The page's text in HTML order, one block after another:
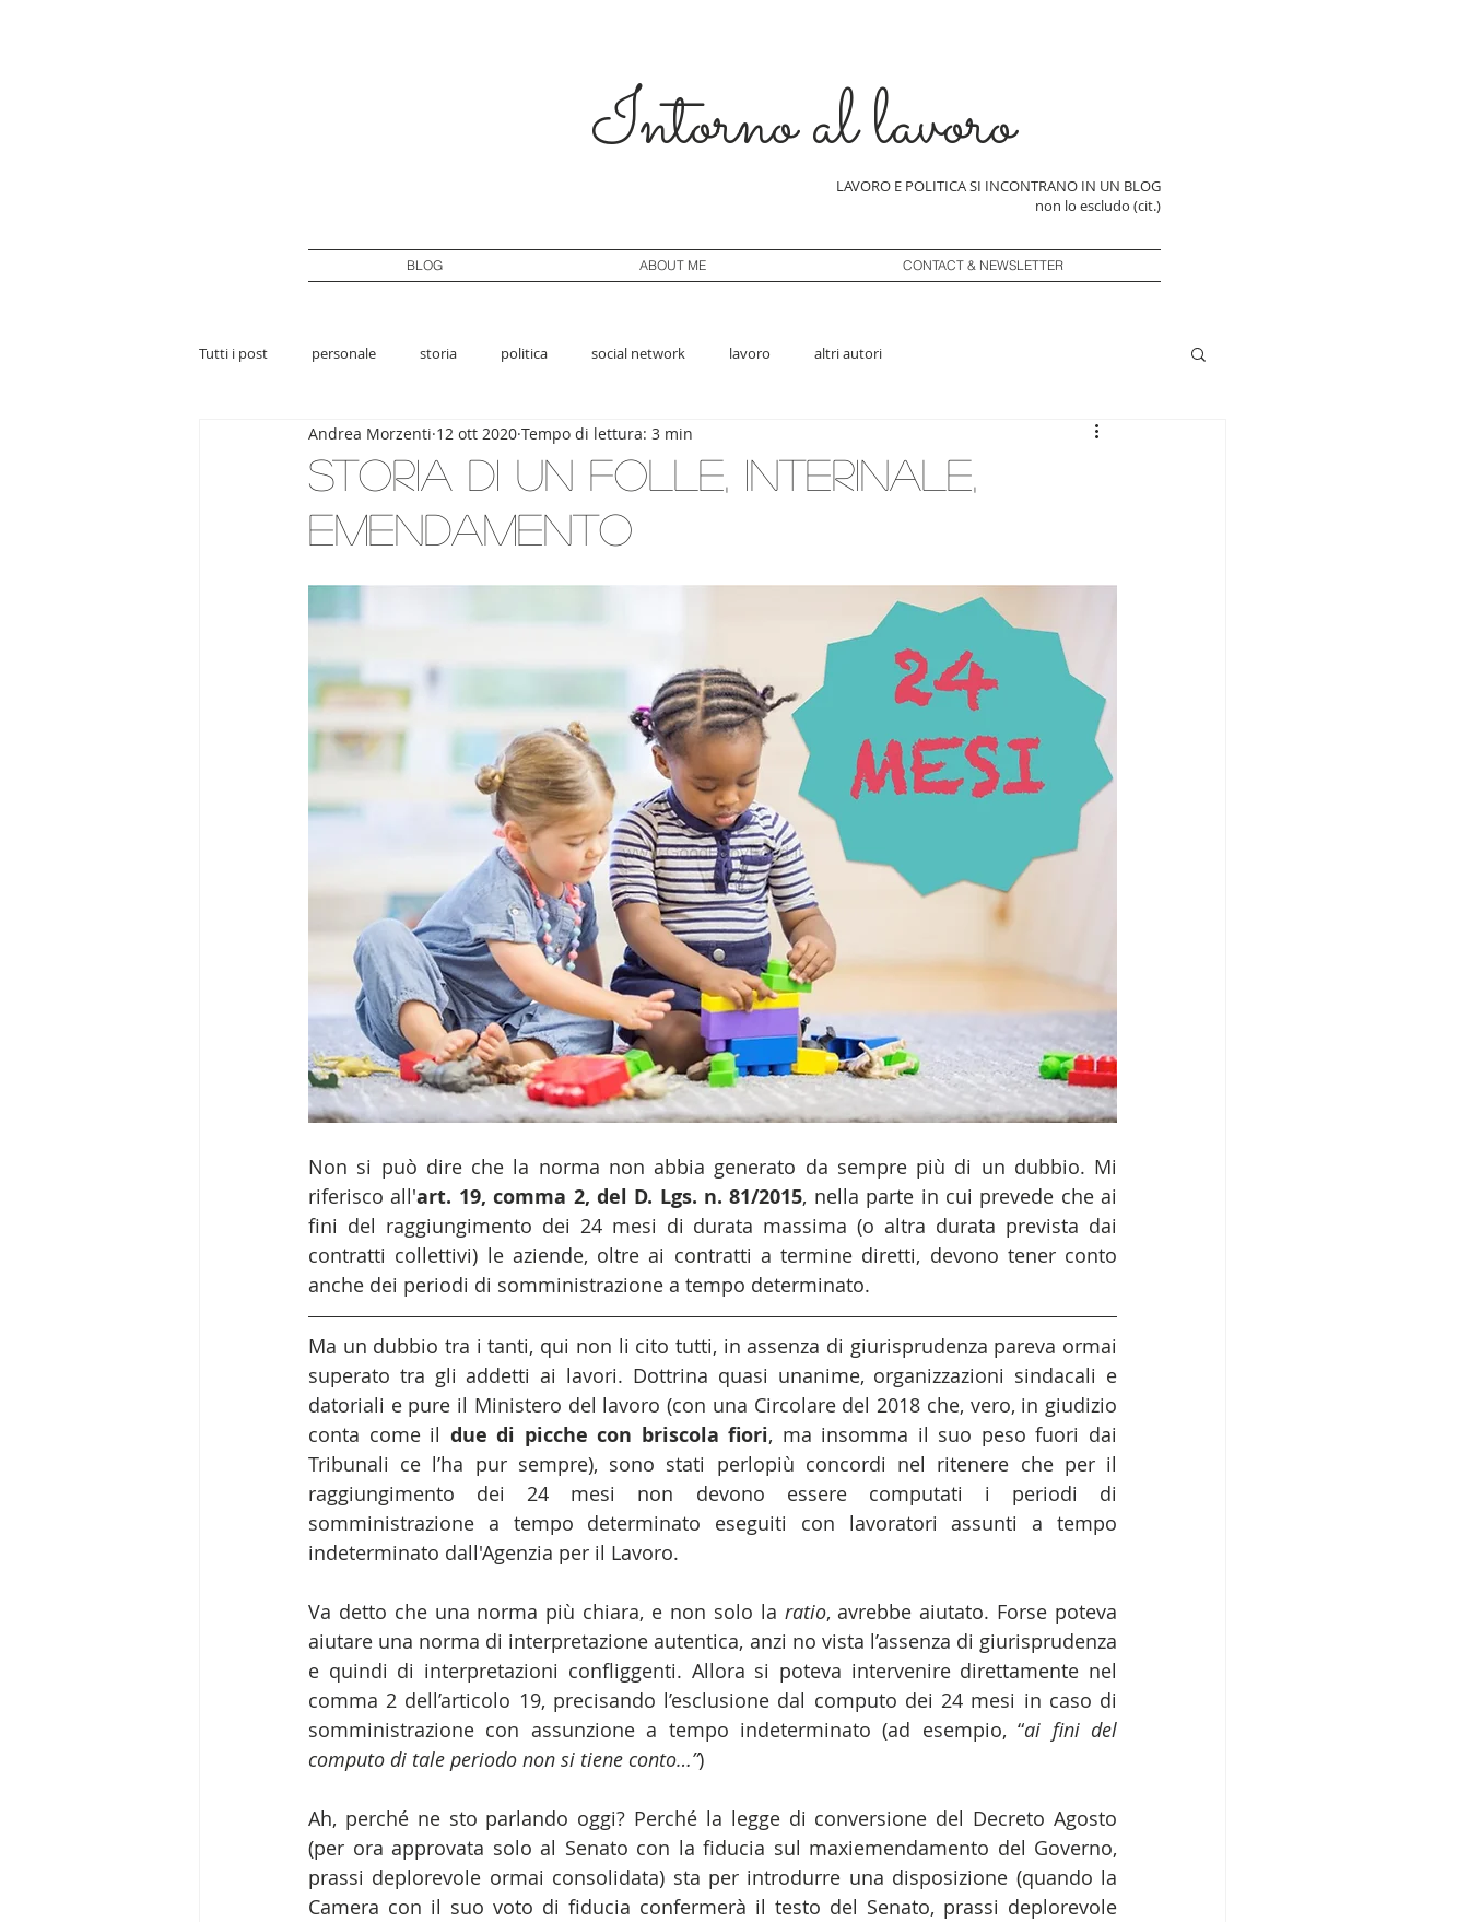
Intorno al lavoro
LAVORO E POLITICA SI INCONTRANO IN UN BLOG
non lo escludo (cit.)
BLOG ABOUT ME CONTACT & NEWSLETTER
Tutti i post personale storia politica social network lavoro altri autori
Storia di un folle, interinale,
emendamento
Andrea Morzenti 12 ott 2020 Tempo di lettura: 3 min
Non si può dire che la norma non abbia generato da sempre più di un dubbio. Mi
riferisco all'art. 19, comma 2, del D. Lgs. n. 81/2015, nella parte in cui prevede che ai
fini del raggiungimento dei 24 mesi di durata massima (o altra durata prevista dai
contratti collettivi) le aziende, oltre ai contratti a termine diretti, devono tener conto
anche dei periodi di somministrazione a tempo determinato.
Ma un dubbio tra i tanti, qui non li cito tutti, in assenza di giurisprudenza pareva ormai
superato tra gli addetti ai lavori. Dottrina quasi unanime, organizzazioni sindacali e
datoriali e pure il Ministero del lavoro (con una Circolare del 2018 che, vero, in giudizio
conta come il due di picche con briscola fiori, ma insomma il suo peso fuori dai
Tribunali ce l’ha pur sempre), sono stati perlopiù concordi nel ritenere che per il
raggiungimento dei 24 mesi non devono essere computati i periodi di
somministrazione a tempo determinato eseguiti con lavoratori assunti a tempo
indeterminato dall'Agenzia per il Lavoro.
Va detto che una norma più chiara, e non solo la ratio, avrebbe aiutato. Forse poteva
aiutare una norma di interpretazione autentica, anzi no vista l’assenza di giurisprudenza
e quindi di interpretazioni confliggenti. Allora si poteva intervenire direttamente nel
comma 2 dell’articolo 19, precisando l’esclusione dal computo dei 24 mesi in caso di
somministrazione con assunzione a tempo indeterminato (ad esempio, “ai fini del
computo di tale periodo non si tiene conto…”)
Ah, perché ne sto parlando oggi? Perché la legge di conversione del Decreto Agosto
(per ora approvata solo al Senato con la fiducia sul maxiemendamento del Governo,
prassi deplorevole ormai consolidata) sta per introdurre una disposizione (quando la
Camera con il suo voto di fiducia confermerà il testo del Senato, prassi deplorevole